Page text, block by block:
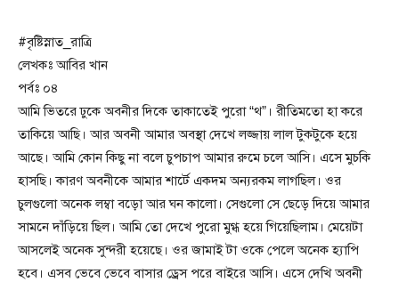
#বৃষ্টিস্নাত_রাত্রি
লেখকঃ আবির খান
পর্বঃ ০৪
আমি ভিতরে ঢুকে অবনীর দিকে তাকাতেই পুরো “থ”। রীতিমতো হা করে
তাকিয়ে আছি। আর অবনী আমার অবস্থা দেখে লজ্জায় লাল টুকটুকে হয়ে
আছে। আমি কোন কিছু না বলে চুপচাপ আমার রুমে চলে আসি। এসে মুচকি
হাসছি। কারণ অবনীকে আমার শার্টে একদম অন্যরকম লাগছিল। ওর
চুলগুলো অনেক লম্বা বড়ো আর ঘন কালো। সেগুলো সে ছেড়ে দিয়ে আমার
সামনে দাঁড়িয়ে ছিল। আমি তো দেখে পুরো মুগ্ধ হয়ে গিয়েছিলাম। মেয়েটা
আসলেই অনেক সুন্দরী হয়েছে। ওর জামাই টা ওকে পেলে অনেক হ্যাপি
হবে। এসব ভেবে ভেবে বাসার ড্রেস পরে বাইরে আসি। এসে দেখি অবনী